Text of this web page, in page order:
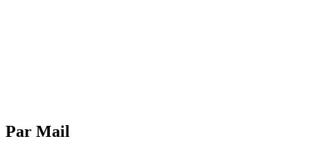
Par Mail